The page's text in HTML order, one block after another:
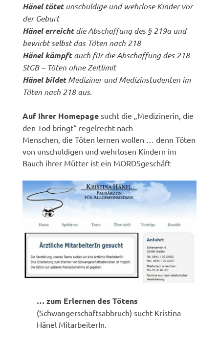
Hänel tötetunschuldige und wehrlose Kinder vor
der Geburt
Hänel erreichtdie Abschaffung des § 219a und
bewirbt selbst das Töten nach 218
Hänel kämpftauch für die Abschaffung des 218
StGB – Töten ohne Zeitlimit
Hänel bildetMediziner und Medizinstudenten im
Töten nach 218 aus.
Auf Ihrer Homepage sucht die „Medizinerin, die
den Tod bringt“ regelrecht nach
Menschen, die Töten lernen wollen … denn Töten
von unschuldigen und wehrlosen Kindern im
Bauch ihrer Mütter ist ein MORDSgeschäft
… zum Erlernen des Tötens
(Schwangerschaftsabbruch) sucht Kristina
Hänel MitarbeiterIn.